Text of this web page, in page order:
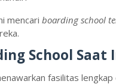
mencari boarding school
School Saat
fasilitas